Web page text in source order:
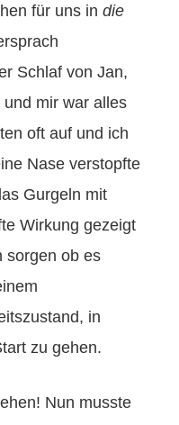
für uns in die
Schlaf von Jan,
mir war alles
oft auf und ich
Nase verstopfte
Gurgeln mit
Wirkung gezeigt
sorgen ob es
in
zu gehen.
Nun musste